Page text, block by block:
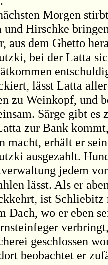
Morgen
und Hirschke
aus dem Ghetto
bei der Latta
lässt Latta
zu Weinkopf, und
Särge gibt
zur Bank
macht, erhält er
ausgezahlt.
jedem
lässt. Als er
ist
Dach, wo er eben
geschlossen
beobachtet er